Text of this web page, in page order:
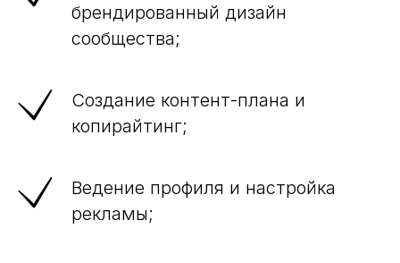
брендированный дизайн
сообщества;
Создание контент-плана и
копирайтинг;
Ведение профиля и настройка
рекламы;